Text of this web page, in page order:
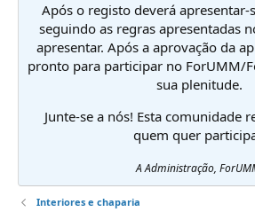
Após o registo deverá apresentar-
seguindo as regras apresentadas
apresentar. Após a aprovação da
pronto para participar no ForUMM/
sua plenitude.
Junte-se a nós! Esta comunidade
quem quer
A Administração,
Interiores e chaparia